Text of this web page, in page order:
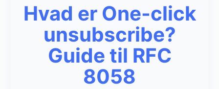
Hvad er One-click
unsubscribe?
Guide til RFC
8058